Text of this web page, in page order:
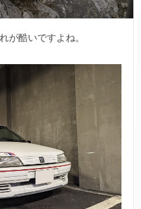
が酷いですよね。